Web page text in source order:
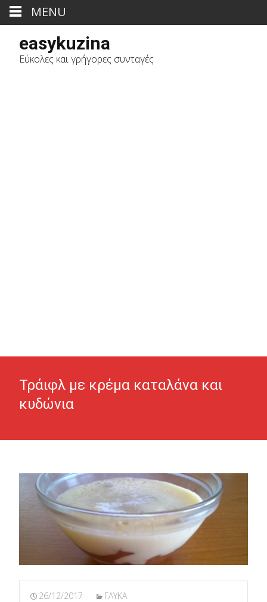
easykuzina
Εύκολες και γρήγορες συνταγές
Τράιφλ με κρέμα καταλάνα και
κυδώνια
26/12/2017 ΓΛΥΚΑ
MENU